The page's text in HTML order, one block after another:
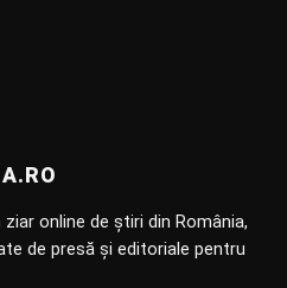
online de știri din România,
de presă și editoriale pentru